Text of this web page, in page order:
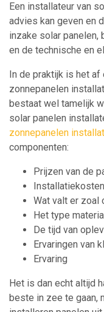
Een installateur van
advies kan geven en
inzake solar panelen,
en de technische en
In de praktijk is het
zonnepanelen
bestaat wel tamelijk
solar panelen
zonnepanelen
componenten:
Prijzen van de
Installatiekosten
Wat valt er zoal
Het type
De tijd van
Ervaringen van
Ervaring
Het is dan echt altijd
beste in zee te gaan,